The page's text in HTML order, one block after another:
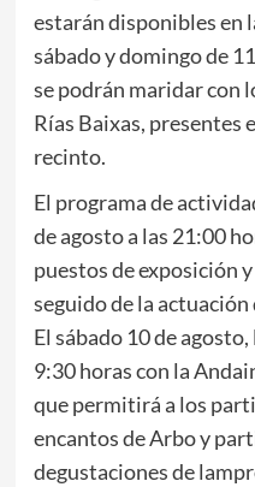
estarán disponibles en
sábado y domingo de
se podrán maridar con
Rías Baixas, presentes
recinto.
El programa de
de agosto a las 21:00
puestos de exposición
seguido de la
El sábado 10 de
9:30 horas con la
que permitirá a los
encantos de Arbo y
degustaciones de